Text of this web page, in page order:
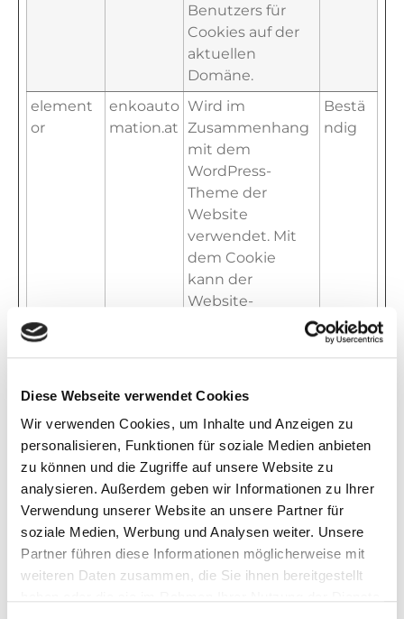
Diese Webseite verwendet Cookies
Wir verwenden Cookies, um Inhalte und Anzeigen zu
personalisieren, Funktionen für soziale Medien anbieten
zu können und die Zugriffe auf unsere Website zu
analysieren. Außerdem geben wir Informationen zu Ihrer
Verwendung unserer Website an unsere Partner für
soziale Medien, Werbung und Analysen weiter. Unsere
Partner führen diese Informationen möglicherweise mit
weiteren Daten zusammen, die Sie ihnen bereitgestellt
Benutzers für
Cookies auf der
aktuellen
Domäne.
element
or
enkoauto
mation.at
Wird im
Zusammenhang
mit dem
WordPress-
Theme der
Website
verwendet. Mit
dem Cookie
kann der
Website-
Eigentümer den
Echtzeit
oder ändern.
Bestä
ndig
rc::a Google
Dieser Cookie
wird verwendet,
um zwischen
Menschen und
Bots zu
unterscheiden.
Bestä
ndig